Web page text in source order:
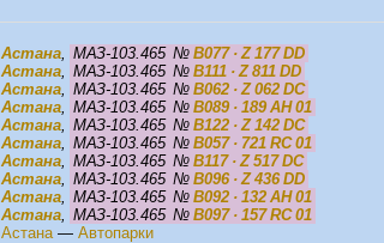
Астана, МАЗ-103.465 № B077 · Z 177 DD
Астана, МАЗ-103.465 № B111 · Z 811 DD
Астана, МАЗ-103.465 № B062 · Z 062 DC
Астана, МАЗ-103.465 № B089 · 189 AH 01
Астана, МАЗ-103.465 № B122 · Z 142 DC
Астана, МАЗ-103.465 № B057 · 721 RC 01
Астана, МАЗ-103.465 № B117 · Z 517 DC
Астана, МАЗ-103.465 № B096 · Z 436 DD
Астана, МАЗ-103.465 № B092 · 132 AH 01
Астана, МАЗ-103.465 № B097 · 157 RC 01
Астана— Автопарки